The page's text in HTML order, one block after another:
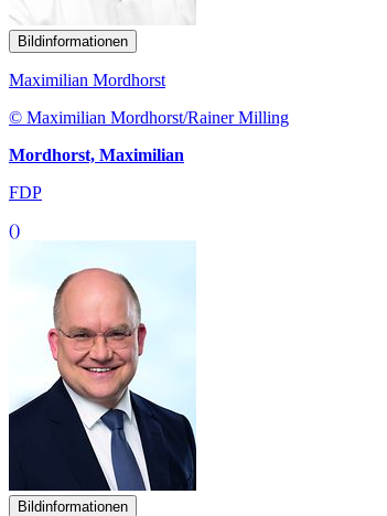
Bildinformationen
Maximilian Mordhorst
© Maximilian Mordhorst/Rainer Milling
Mordhorst, Maximilian
FDP
()
Bildinformationen